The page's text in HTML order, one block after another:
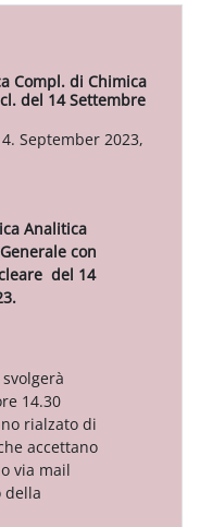
Compl. di Chimica
del 14 Settembre
September 2023,
Analitica
con
del 14
14.30
rialzato di
accettano
via mail
della